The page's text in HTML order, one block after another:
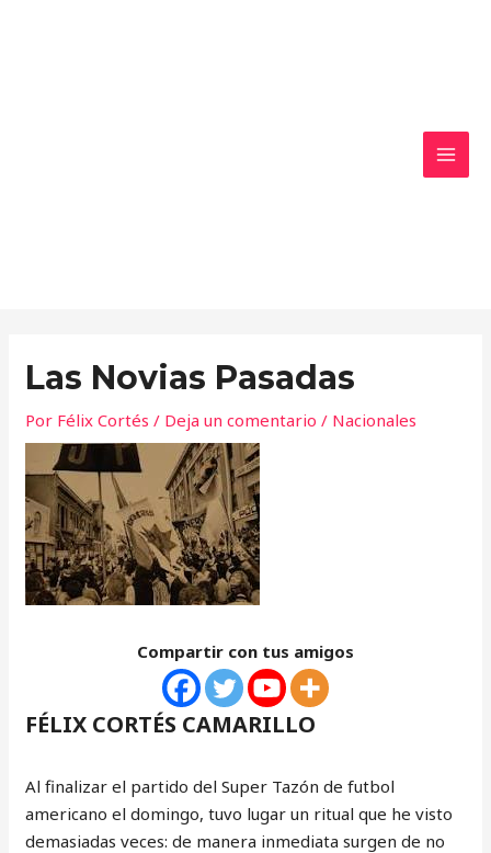
Las Novias Pasadas
Por Félix Cortés/ Deja un comentario / Nacionales
Compartir con tus amigos
FÉLIX CORTÉS CAMARILLO
Al finalizar el partido del Super Tazón de futbol
americano el domingo, tuvo lugar un ritual que he visto
demasiadas veces: de manera inmediata surgen de no